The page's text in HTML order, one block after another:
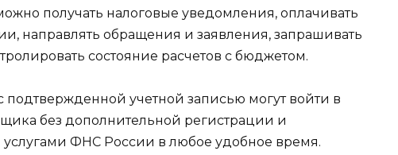
получать налоговые уведомления, оплачивать
направлять обращения и заявления, запрашивать
состояние расчетов с бюджетом.
подтвержденной учетной записью могут войти в
без дополнительной регистрации и
услугами ФНС России в любое удобное время.